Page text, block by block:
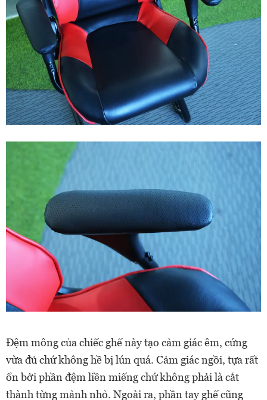
Đệm mông của chiếc ghế này tạo cảm giác êm, cứng
vừa đủ chứ không hề bị lún quá. Cảm giác ngồi, tựa rất
ổn bởi phần đệm liền miếng chứ không phải là cắt
thành từng mảnh nhỏ. Ngoài ra, phần tay ghế cũng